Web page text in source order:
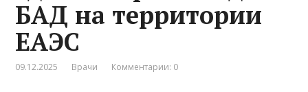
БАД на территории
ЕАЭС
09.12.2025 Врачи Комментарии: 0